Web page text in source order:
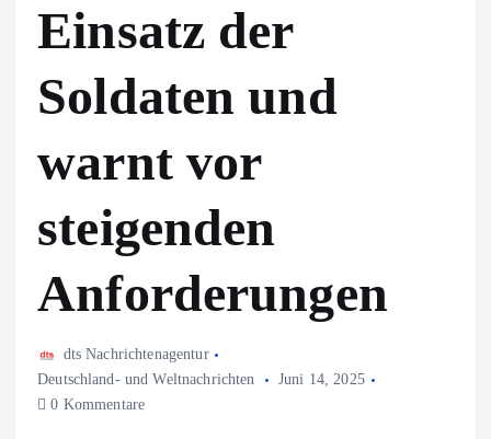
Einsatz der
Soldaten und
warnt vor
steigenden
Anforderungen
dts Nachrichtenagentur
Deutschland- und Weltnachrichten
Juni 14, 2025
0 Kommentare